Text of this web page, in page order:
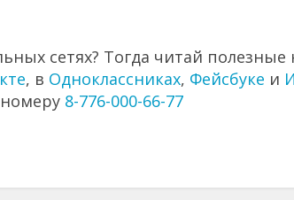
сетях? Тогда читай полезные
, в Одноклассниках, Фейсбуке и
8-776-000-66-77